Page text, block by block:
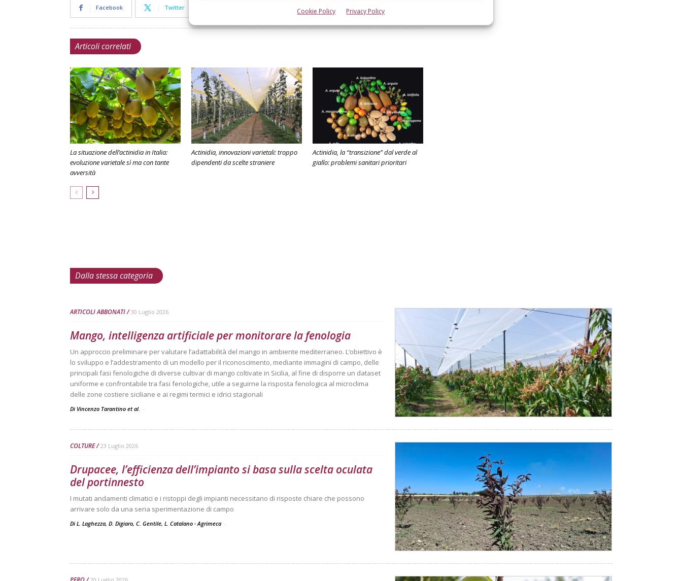
Cookie Policy Privacy Policy
Facebook Twitter Pinterest Email
Articoli correlati
La situazione dell’actinidia in Italia:
evoluzione varietale sì ma con tante
avversità
Actinidia, innovazioni varietali: troppo
dipendenti da scelte straniere
Actinidia, la “transizione” dal verde al
giallo: problemi sanitari prioritari
Dalla stessa categoria
ARTICOLI ABBONATI 30 Luglio 2026
Mango, intelligenza artificiale per monitorare la fenologia
Un approccio preliminare per valutare l’adattabilità del mango in ambiente mediterraneo. L’obiettivo è
lo sviluppo e l’addestramento di un modello per il riconoscimento, mediante immagini di campo, delle
principali fasi fenologiche di diverse cultivar di mango coltivate in Sicilia, al fine di disporre un dataset
uniforme e confrontabile tra fasi fenologiche, utile a seguirne la risposta fenologica al microclima
delle zone costiere siciliane e ai regimi termici e idrici stagionali
Di Vincenzo Tarantino et al. -
COLTURE 23 Luglio 2026
Drupacee, l’efficienza dell’impianto si basa sulla scelta oculata
del portinnesto
I mutati andamenti climatici e i ristoppi degli impianti necessitano di risposte chiare che possono
arrivare solo da una seria sperimentazione di campo
Di L. Laghezza, D. Digiaro, C. Gentile, L. Catalano - Agrimeca -